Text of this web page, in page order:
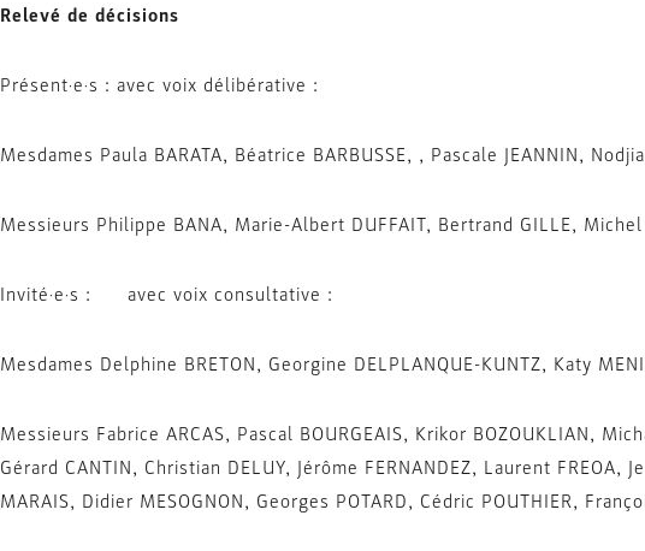
Relevé de décisions
Présent·e·s : avec voix délibérative :
Mesdames Paula BARATA, Béatrice BARBUSSE, , Pascale JEANNIN,
Messieurs Philippe BANA, Marie-Albert DUFFAIT, Bertrand GILLE, Michel
Invité·e·s : avec voix consultative :
Mesdames Delphine BRETON, Georgine DELPLANQUE-KUNTZ, Katy
Messieurs Fabrice ARCAS, Pascal BOURGEAIS, Krikor BOZOUKLIAN,
Gérard CANTIN, Christian DELUY, Jérôme FERNANDEZ, Laurent FREOA,
MARAIS, Didier MESOGNON, Georges POTARD, Cédric POUTHIER,